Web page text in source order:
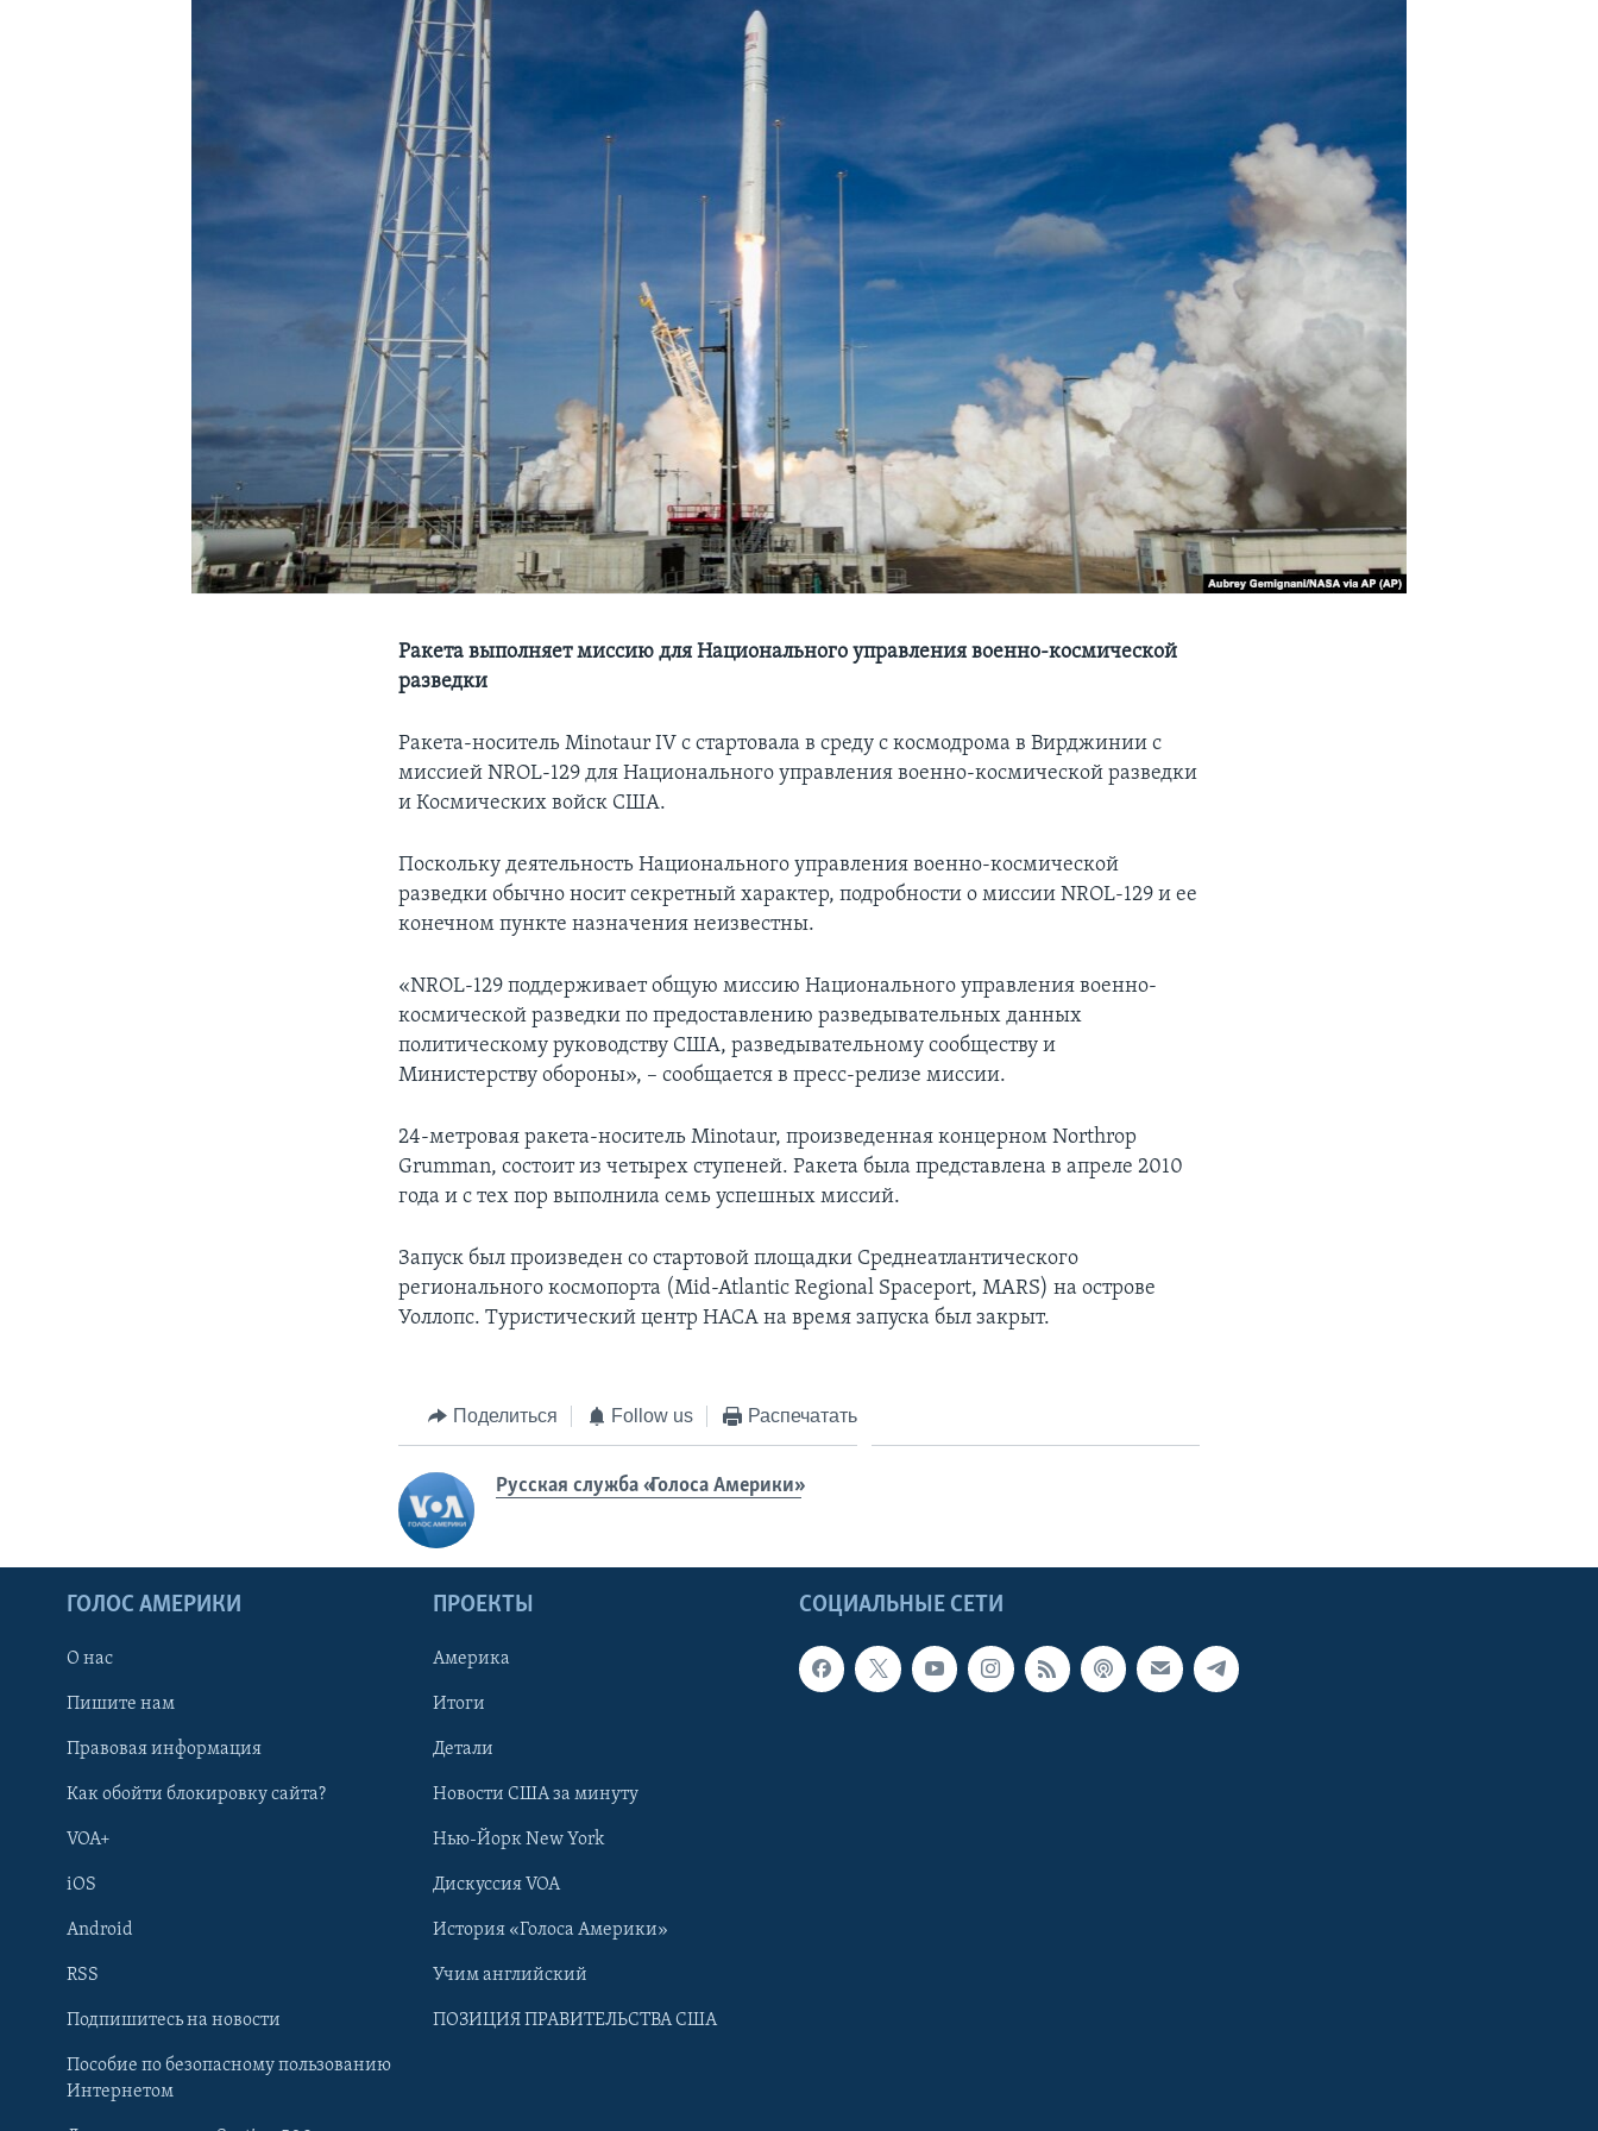
Learning English
Ракета выполняет миссию для Национального управления военно-космической
разведки
Ракета-носитель Minotaur IV с стартовала в среду с космодрома в Вирджинии с
миссией NROL-129 для Национального управления военно-космической разведки
и Космических войск США.
Поскольку деятельность Национального управления военно-космической
разведки обычно носит секретный характер, подробности о миссии NROL-129 и ее
конечном пункте назначения неизвестны.
«NROL-129 поддерживает общую миссию Национального управления военно-
космической разведки по предоставлению разведывательных данных
политическому руководству США, разведывательному сообществу и
Министерству обороны», – сообщается в пресс-релизе миссии.
24-метровая ракета-носитель Minotaur, произведенная концерном Northrop
Grumman, состоит из четырех ступеней. Ракета была представлена в апреле 2010
года и с тех пор выполнила семь успешных миссий.
Запуск был произведен со стартовой площадки Среднеатлантического
регионального космопорта (Mid-Atlantic Regional Spaceport, MARS) на острове
Уоллопс. Туристический центр НАСА на время запуска был закрыт.
Поделиться Follow us Распечатать
Русская служба «Голоса Америки»
СОЦИАЛЬНЫЕ СЕТИ
ГОЛОС АМЕРИКИ
О нас
Пишите нам
Правовая информация
Как обойти блокировку сайта?
VOA+
iOS
Android
RSS
Подпишитесь на новости
Пособие по безопасному пользованию
Интернетом
ПРОЕКТЫ
Америка
Итоги
Детали
Новости США за минуту
Нью-Йорк New York
Дискуссия VOA
История «Голоса Америки»
Учим английский
ПОЗИЦИЯ ПРАВИТЕЛЬСТВА США